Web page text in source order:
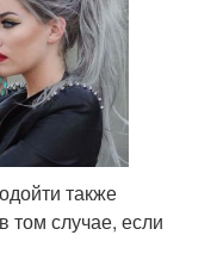
также
том случае, если